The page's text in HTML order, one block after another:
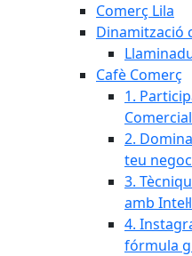
Comerç Lila
Dinamització
Cafè Comerç
1.
2.
teu
3.
amb
4.
fórmula